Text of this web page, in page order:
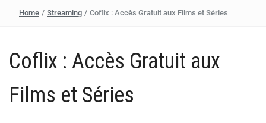
Home / Streaming / Coflix : Accès Gratuit aux Films et Séries
Coflix : Accès Gratuit aux
Films et Séries